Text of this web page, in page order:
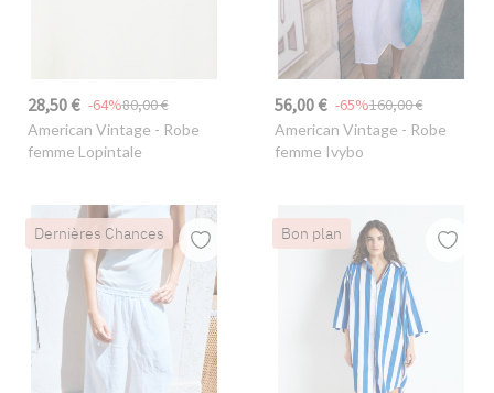
28,50 € 80,00 €
-64%
American Vintage - Robe
femme Lopintale
56,00 € 160,00 €
-65%
American Vintage - Robe
femme Ivybo
Dernières Chances Bon plan